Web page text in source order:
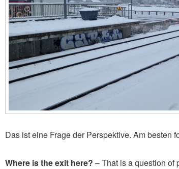
Das ist eine Frage der Perspektive. Am besten
Where is the exit here? – That is a question of